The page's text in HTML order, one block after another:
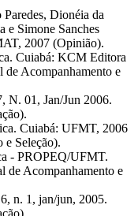
Paredes, Dionéia da
e Simone Sanches
2007 (Opinião).
Cuiabá: KCM Editora
Acompanhamento e
N. 01, Jan/Jun 2006.
Cuiabá: UFMT, 2006
e Seleção).
- PROPEQ/UFMT.
de Acompanhamento e
n. 1, jan/jun, 2005.